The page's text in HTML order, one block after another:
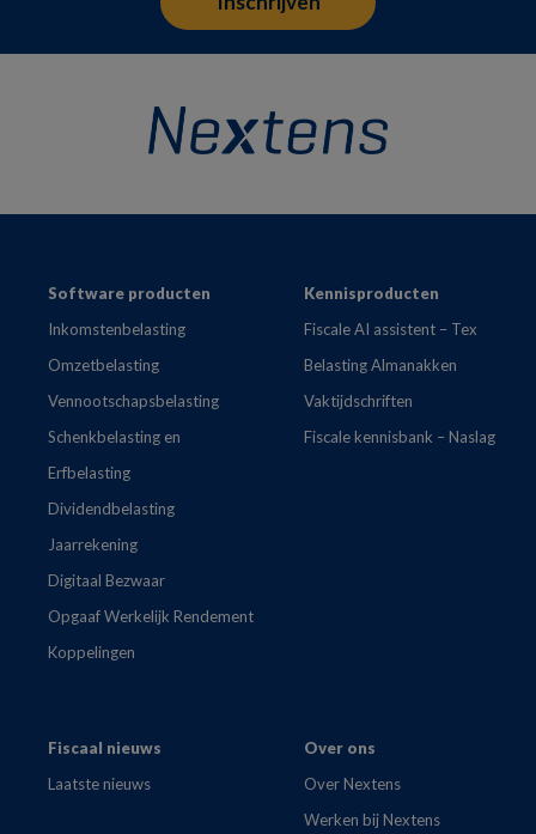
FooterSoftware producten
Inkomstenbelasting
Omzetbelasting
Vennootschapsbelasting
Schenkbelasting en
Erfbelasting
Dividendbelasting
Jaarrekening
Digitaal Bezwaar
Opgaaf Werkelijk Rendement
Koppelingen
Kennisproducten
Fiscale AI assistent – Tex
Belasting Almanakken
Vaktijdschriften
Fiscale kennisbank – Naslag
Fiscaal nieuws
Laatste nieuws
Over ons
Over Nextens
Werken bij Nextens